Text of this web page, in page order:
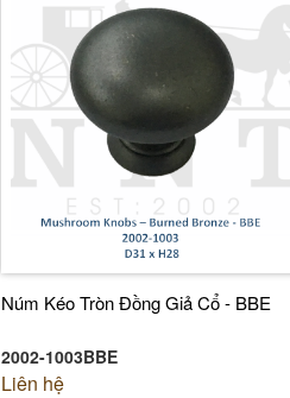
Núm Kéo Tròn Đồng Giả Cổ - BBE
2002-1003BBE
Liên hệ